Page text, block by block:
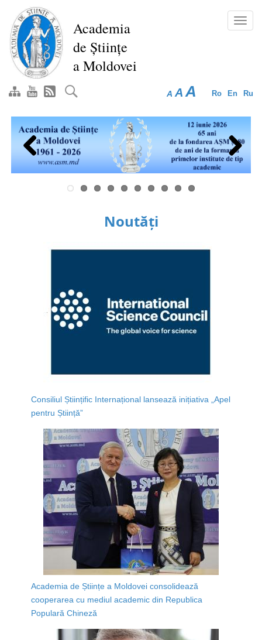
conţinutul
principal
Academia
de Științe
a Moldovei
Ro En Ru
A A A
Previous Next
Noutăți
Consiliul Științific Internațional lansează inițiativa „Apel
pentru Știință”
Academia de Științe a Moldovei consolidează
cooperarea cu mediul academic din Republica
Populară Chineză